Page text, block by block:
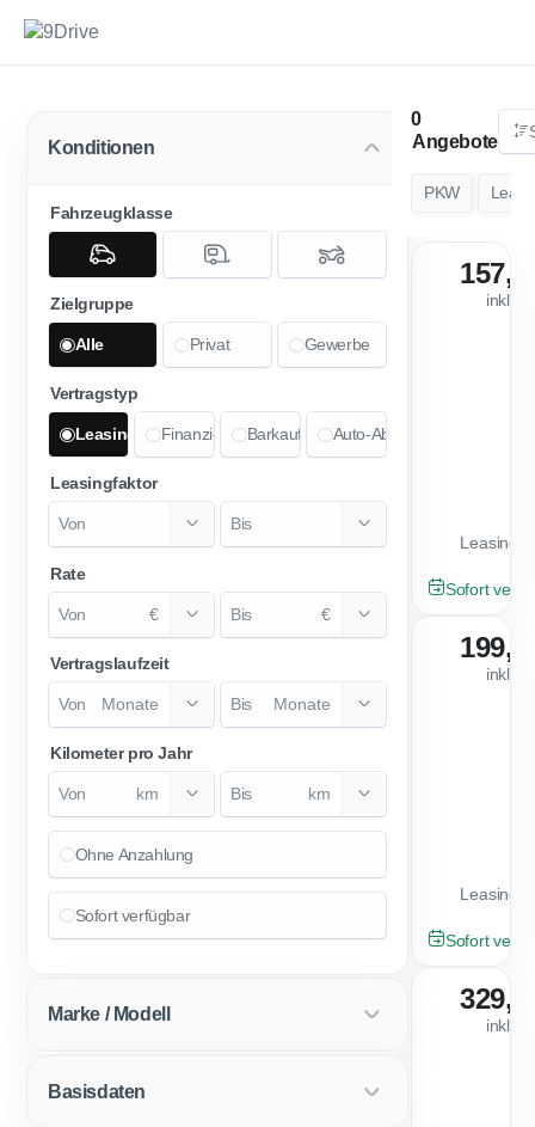
Konditionen
Fahrzeugklasse
Zielgruppe
Alle Privat Gewerbe
Vertragstyp
Leasing FinanzierungBarkauf Auto-Abo
Leasingfaktor
Rate
€ €
Vertragslaufzeit
Monate Monate
Kilometer pro Jahr
km km
Ohne Anzahlung
Sofort verfügbar
Marke / Modell
Basisdaten
Angebote
PKW
NEU
inkl.
Sofort
GEBRAUCHT
inkl.
Sofort
inkl.